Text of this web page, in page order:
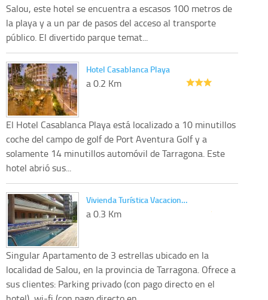
Salou, este hotel se encuentra a escasos 100 metros de
la playa y a un par de pasos del acceso al transporte
público. El divertido parque temat...
Hotel Casablanca Playa
a 0.2 Km
El Hotel Casablanca Playa está localizado a 10 minutillos
coche del campo de golf de Port Aventura Golf y a
solamente 14 minutillos automóvil de Tarragona. Este
hotel abrió sus...
Vivienda Turística Vacacion…
a 0.3 Km
Singular Apartamento de 3 estrellas ubicado en la
localidad de Salou, en la provincia de Tarragona. Ofrece a
sus clientes: Parking privado (con pago directo en el